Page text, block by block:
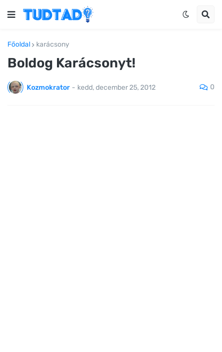
Főoldal karácsony
Boldog Karácsonyt!
Kozmokrator - kedd, december 25, 2012 0